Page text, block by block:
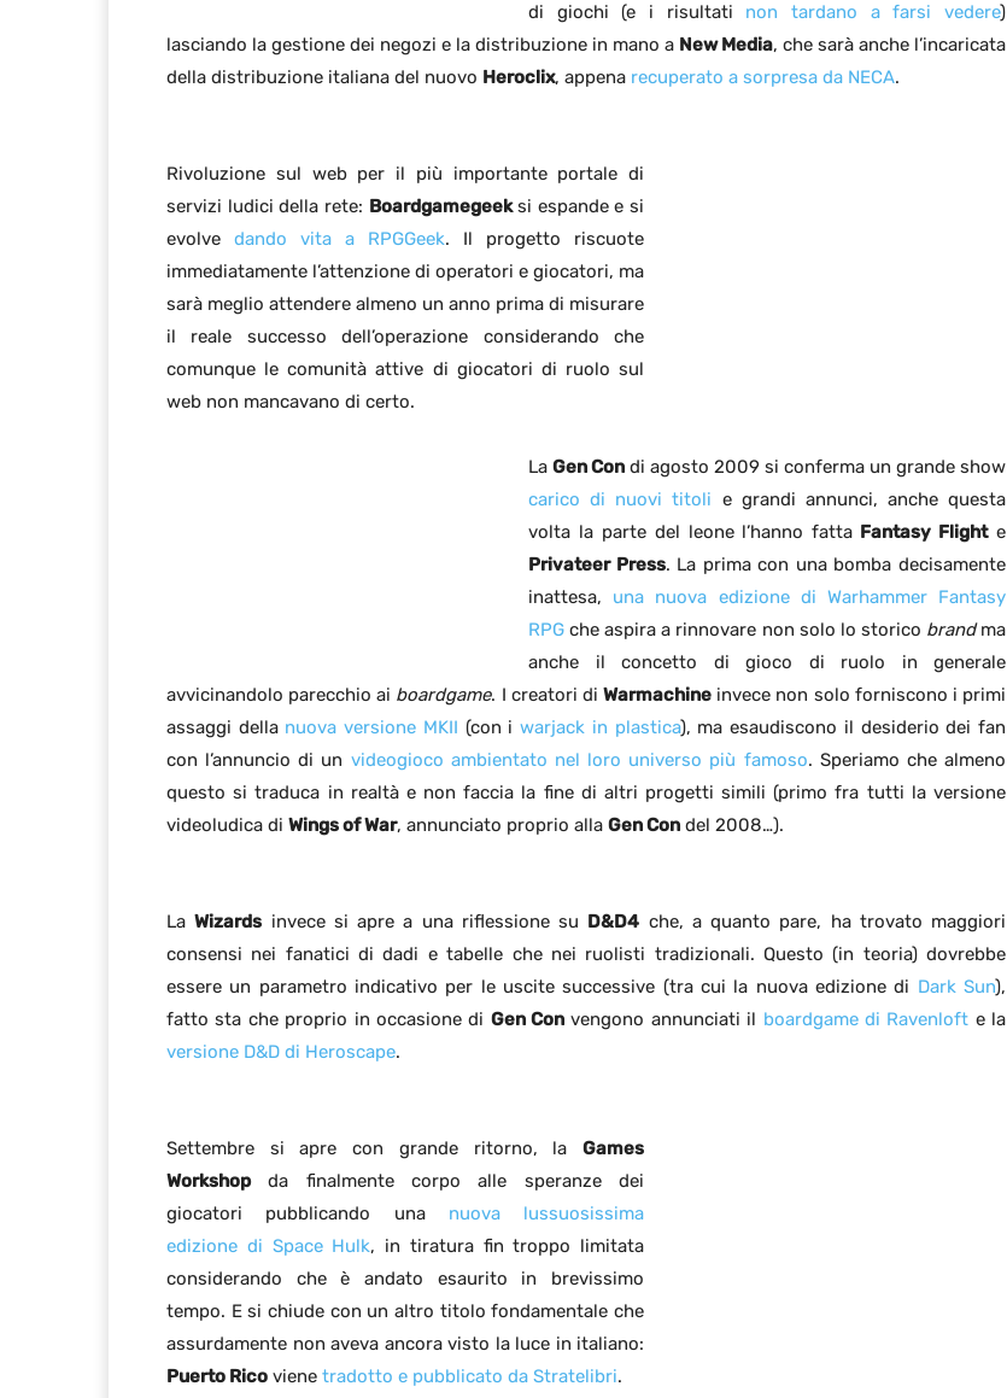
di giochi (e i risultati non tardano a farsi vedere)
lasciando la gestione dei negozi e la distribuzione in mano a New Media, che sarà anche l’incaricata
della distribuzione italiana del nuovo Heroclix, appena recuperato a sorpresa da NECA.
Rivoluzione sul web per il più importante portale di
servizi ludici della rete: Boardgamegeeksi espande e si
evolve dando vita a RPGGeek. Il progetto riscuote
immediatamente l’attenzione di operatori e giocatori, ma
sarà meglio attendere almeno un anno prima di misurare
il reale successo dell’operazione considerando che
comunque le comunità attive di giocatori di ruolo sul
web non mancavano di certo.
La Gen Con di agosto 2009 si conferma un grande show
carico di nuovi titoli e grandi annunci, anche questa
volta la parte del leone l’hanno fatta Fantasy Flighte
Privateer Press. La prima con una bomba decisamente
inattesa, una nuova edizione di Warhammer Fantasy
RPG che aspira a rinnovare non solo lo storico brandma
anche il concetto di gioco di ruolo in generale
avvicinandolo parecchio ai boardgame. I creatori diWarmachine invece non solo forniscono i primi
assaggi della nuova versione MKII (con iwarjack in plastica), ma esaudiscono il desiderio dei fan
con l’annuncio di un videogioco ambientato nel loro universo più famoso. Speriamo che almeno
questo si traduca in realtà e non faccia la fine di altri progetti simili (primo fra tutti la versione
videoludica di Wings of War, annunciato proprio alla Gen Con del 2008…).
LaWizards invece si apre a una riflessione su D&D4 che, a quanto pare, ha trovato maggiori
consensi nei fanatici di dadi e tabelle che nei ruolisti tradizionali. Questo (in teoria) dovrebbe
essere un parametro indicativo per le uscite successive (tra cui la nuova edizione di Dark Sun),
fatto sta che proprio in occasione di Gen Con vengono annunciati il boardgame di Ravenloft e la
versione D&D di Heroscape.
Settembre si apre con grande ritorno, la Games
Workshopda finalmente corpo alle speranze dei
giocatori pubblicando una nuova lussuosissima
edizione di Space Hulk, in tiratura fin troppo limitata
considerando che è andato esaurito in brevissimo
tempo. E si chiude con un altro titolo fondamentale che
assurdamente non aveva ancora visto la luce in italiano:
Puerto Rico viene tradotto e pubblicato da Stratelibri.